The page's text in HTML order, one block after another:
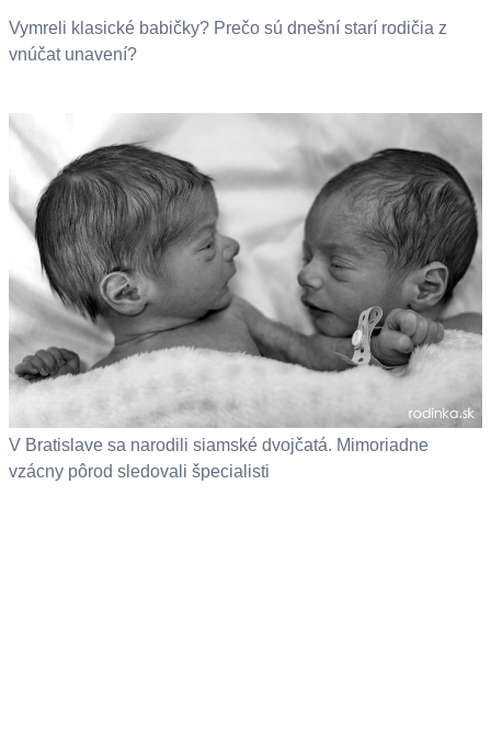
Vymreli klasické babičky? Prečo sú dnešní starí rodičia z
vnúčat unavení?
V Bratislave sa narodili siamské dvojčatá. Mimoriadne
vzácny pôrod sledovali špecialisti